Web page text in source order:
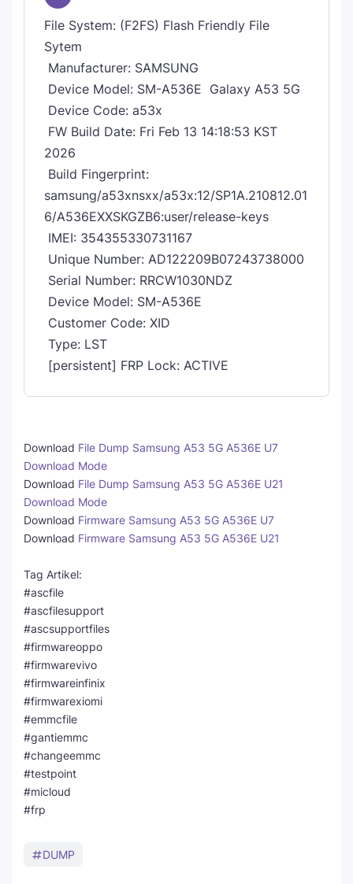
File System: (F2FS) Flash Friendly File
Sytem
Manufacturer: SAMSUNG
Device Model: SM-A536E Galaxy A53 5G
Device Code: a53x
FW Build Date: Fri Feb 13 14:18:53 KST
2026
Build Fingerprint:
samsung/a53xnsxx/a53x:12/SP1A.210812.01
6/A536EXXSKGZB6:user/release-keys
IMEI: 354355330731167
Unique Number: AD122209B07243738000
Serial Number: RRCW1030NDZ
Device Model: SM-A536E
Customer Code: XID
Type: LST
[persistent] FRP Lock: ACTIVE
Download File Dump Samsung A53 5G A536E U7
Download Mode
Download File Dump Samsung A53 5G A536E U21
Download Mode
Download Firmware Samsung A53 5G A536E U7
Download Firmware Samsung A53 5G A536E U21
Tag Artikel:
#ascfile
#ascfilesupport
#ascsupportfiles
#firmwareoppo
#firmwarevivo
#firmwareinfinix
#firmwarexiomi
#emmcfile
#gantiemmc
#changeemmc
#testpoint
#micloud
#frp
DUMP